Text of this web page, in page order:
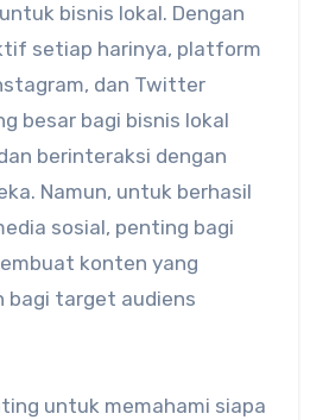
bisnis lokal. Dengan
setiap harinya, platform
dan Twitter
besar bagi bisnis lokal
berinteraksi dengan
Namun, untuk berhasil
sosial, penting bagi
konten yang
bagi target audiens
untuk memahami siapa